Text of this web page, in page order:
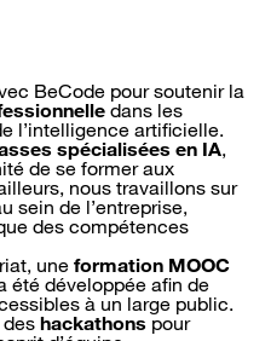
BeCode pour soutenir la
dans les
l’intelligence artificielle.
spécialisées en IA,
de se former aux
nous travaillons sur
sein de l’entreprise,
des compétences
une formation MOOC
été développée afin de
à un large public.
hackathons pour